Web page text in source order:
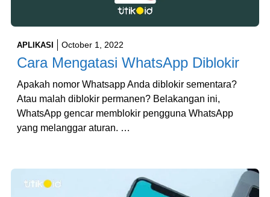
APLIKASI October 1, 2022
Cara Mengatasi WhatsApp Diblokir
Apakah nomor Whatsapp Anda diblokir sementara?
Atau malah diblokir permanen? Belakangan ini,
WhatsApp gencar memblokir pengguna WhatsApp
yang melanggar aturan. …